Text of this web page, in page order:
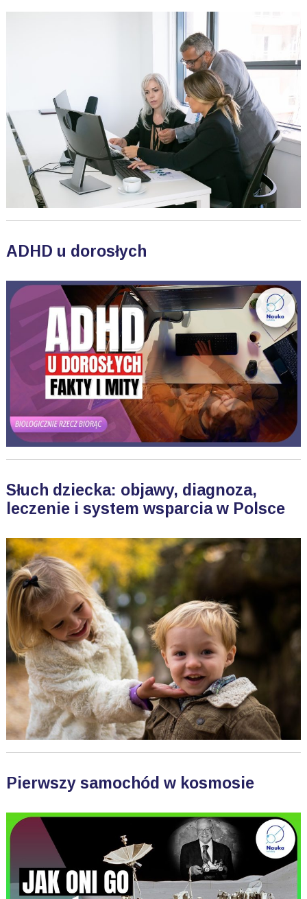
ADHD u dorosłych
Słuch dziecka: objawy, diagnoza,
leczenie i system wsparcia w Polsce
Pierwszy samochód w kosmosie